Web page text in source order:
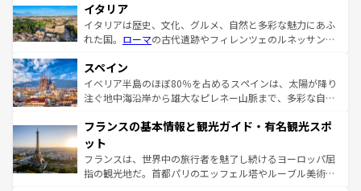
イタリア
イタリアは歴史、文化、グルメ、自然と多彩な魅力にあふ
れた国。 ローマの古代遺跡やフィレンツェのルネッサンス
ろん、トスカーナの美しい田園風景やアマルフィ海岸の絶
景など、自然景観も見逃せない。観光の合間には、本場の
ピザやパスタなど、絶品のイタリア料理を堪能することも
ませてくれるイタリアで、忘れられない旅をしてみよう！
なお、新着のイタリア情報は
しい。
スペイン
イベリア半島のほぼ80％を占めるスペインは、太陽が降り
注ぐ地中海沿岸から雄大なピレネー山脈まで、多彩な自然
文化が根付くこの国では、情熱的なフラメンコ、熱気あふ
れる闘牛、そして美味しいタパスが生活の一部となってい
る。首都マドリードの洗練された雰囲気や、バルセロナの
アートに溢れた街角から、地方では古代ローマ遺跡や中世
フランスの基本情報と観光ガイド・有名観光スポ
ット
フランスは、世界中の旅行者を魅了し続けるヨーロッパ屈
指の観光地だ。首都パリのエッフェル塔やルーブル美術館